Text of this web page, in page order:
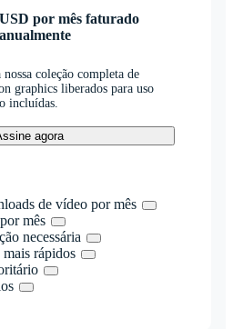
USD por mês faturado
anualmente
nossa coleção completa de
graphics liberados para uso
incluídas.
agora
de vídeo por mês
mês
necessária
rápidos